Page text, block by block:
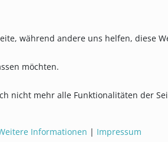
während andere uns helfen, diese
möchten.
nicht mehr alle Funktionalitäten der
Informationen | Impressum